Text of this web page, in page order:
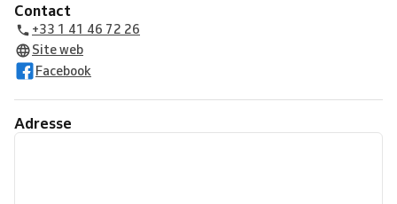
Contact
+33 1 41 46 72 26
Site web
Facebook
Adresse